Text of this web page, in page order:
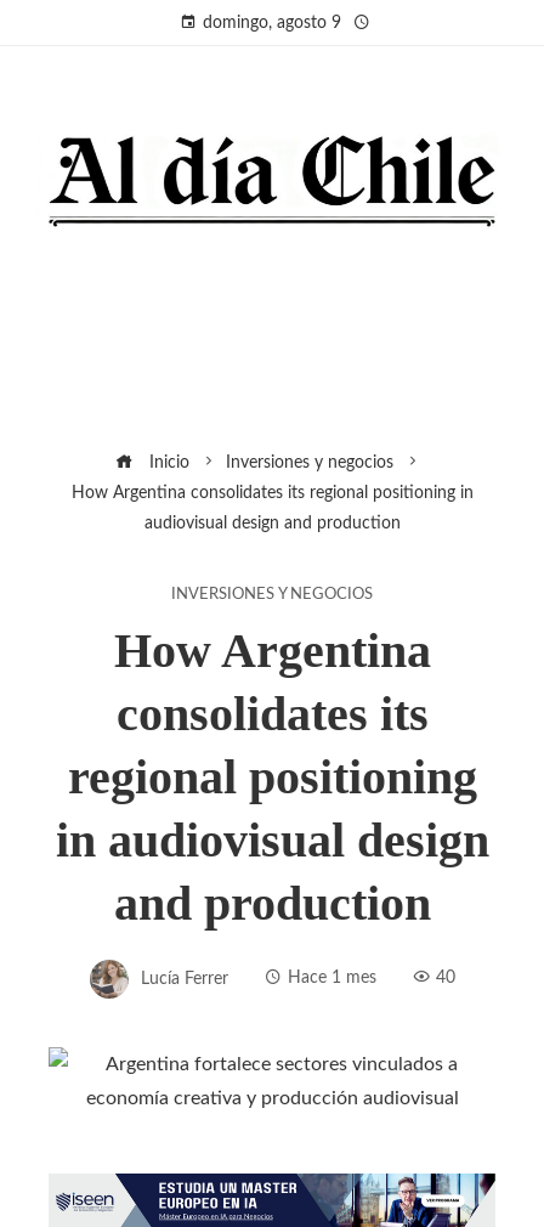
domingo, agosto 9
Inicio
Inversiones y negocios
How Argentina consolidates its regional positioning in
audiovisual design and production
INVERSIONES Y NEGOCIOS
How Argentina
consolidates its
regional positioning
in audiovisual design
and production
Lucía Ferrer Hace 1 mes 40